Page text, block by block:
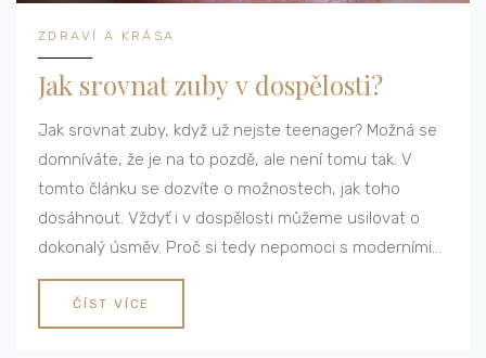
ZDRAVÍ A KRÁSA
Jak srovnat zuby v dospělosti?
Jak srovnat zuby, když už nejste teenager? Možná se
domníváte, že je na to pozdě, ale není tomu tak. V
tomto článku se dozvíte o možnostech, jak toho
dosáhnout. Vždyť i v dospělosti můžeme usilovat o
dokonalý úsměv. Proč si tedy nepomoci s moderními
metodami ortodoncie pro dospělé?
ČÍST VÍCE